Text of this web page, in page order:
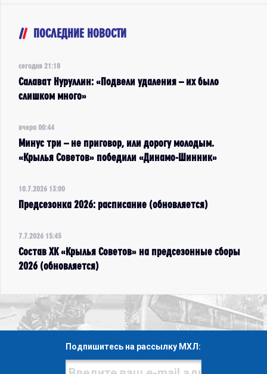
ПОСЛЕДНИЕ НОВОСТИ
сегодня 21:18
Салават Нуруллин: «Подвели удаления – их было
слишком много»
вчера 00:44
Минус три – не приговор, или дорогу молодым.
«Крылья Советов» победили «Динамо-Шинник»
10.7.2026 13:00
Предсезонка 2026: расписание (обновляется)
7.7.2026 15:45
Состав ХК «Крылья Советов» на предсезонные сборы
2026 (обновляется)
Подпишитесь на рассылку МХЛ: